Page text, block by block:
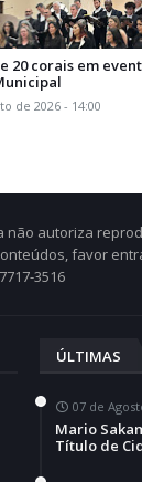
20 corais em
de 2026 - 14:00
não autoriza
favor
3516
ÚLTIMAS
07 de
Mario
Título de